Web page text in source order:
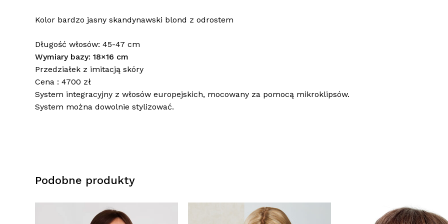
Kolor bardzo jasny skandynawski blond z odrostem
Długość włosów: 45-47 cm
Wymiary bazy: 18×16 cm
Przedziałek z imitacją skóry
Cena : 4700 zł
System integracyjny z włosów europejskich, mocowany za pomocą mikroklipsów.
System można dowolnie stylizować.
Podobne produkty